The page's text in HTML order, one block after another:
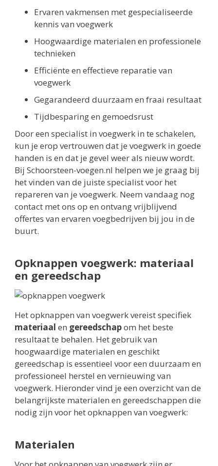
Ervaren vakmensen met gespecialiseerde
kennis van voegwerk
Hoogwaardige materialen en professionele
technieken
Efficiënte en effectieve reparatie van
voegwerk
Gegarandeerd duurzaam en fraai resultaat
Tijdbesparing en gemoedsrust
Door een specialist in voegwerk in te schakelen,
kun je erop vertrouwen dat je voegwerk in goede
handen is en dat je gevel weer als nieuw wordt.
Bij Schoorsteen-voegen.nl helpen we je graag bij
het vinden van de juiste specialist voor het
repareren van je voegwerk. Neem vandaag nog
contact met ons op en ontvang vrijblijvend
offertes van ervaren voegbedrijven bij jou in de
buurt.
Opknappen voegwerk: materiaal
en gereedschap
Het opknappen van voegwerk vereist specifiek
materiaal en gereedschapom het beste
resultaat te behalen. Het gebruik van
hoogwaardige materialen en geschikt
gereedschap is essentieel voor een duurzaam en
professioneel herstel en vernieuwing van
voegwerk. Hieronder vind je een overzicht van de
belangrijkste materialen en gereedschappen die
nodig zijn voor het opknappen van voegwerk:
Materialen